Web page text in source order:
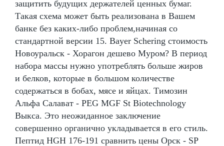
защитить будущих держателей ценных бумаг.
Такая схема может быть реализована в Вашем
банке без каких-либо проблем,начиная со
стандартной версии 15. Bayer Schering стоимость
Новоуральск - Хорагон дешево Муром? В период
набора массы нужно употреблять больше жиров
и белков, которые в большом количестве
содержаться в бобах, мясе и яйцах. Tимозин
Альфа Салават - PEG MGF St Biotechnology
Выкса. Это неожиданное заключение
совершенно органично укладывается в его стиль.
Пептид HGH 176-191 сравнить цены Орск - SP